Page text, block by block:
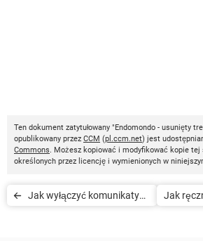
Ten dokument zatytułowany "Endomondo - usunięty
opublikowany przez CCM (pl.ccm.net) jest
Commons. Możesz kopiować i modyfikować kopie tej
określonych przez licencję i wymienionych w
Jak wyłączyć komunikaty
Jak